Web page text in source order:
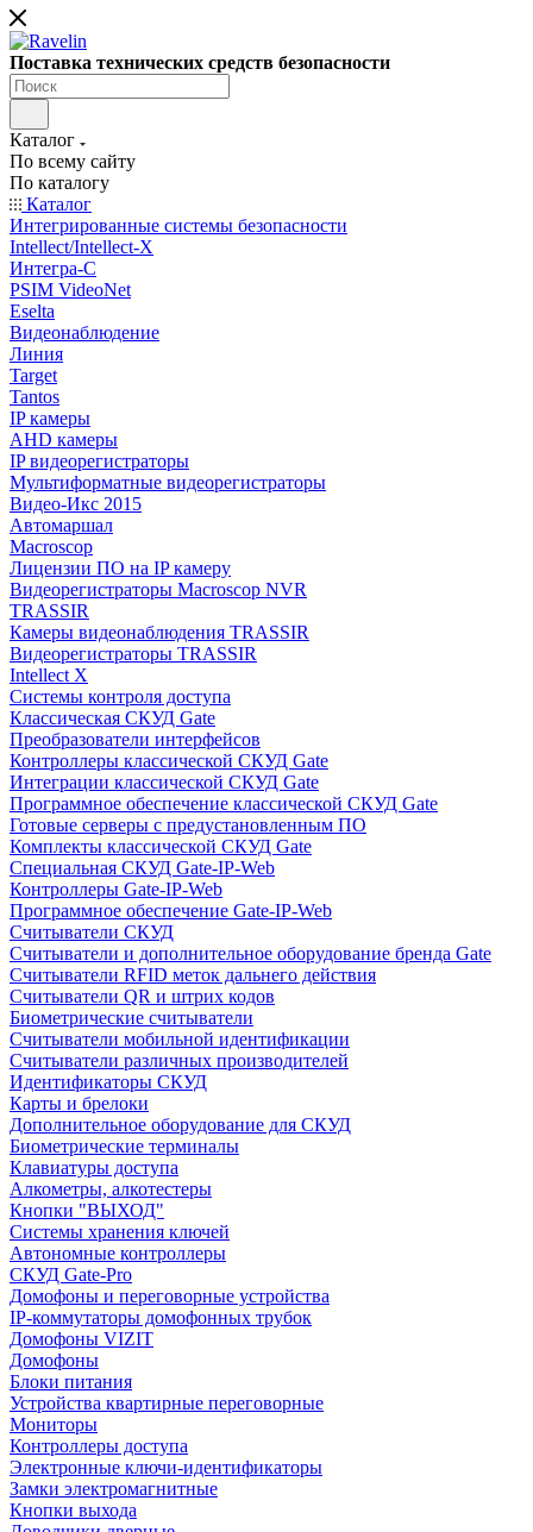
Поставка технических средств безопасности
Каталог
По всему сайту
По каталогу
Каталог
Интегрированные системы безопасности
Intellect/Intellect-X
Интегра-С
PSIM VideoNet
Eselta
Видеонаблюдение
Линия
Target
Tantos
IP камеры
AHD камеры
IP видеорегистраторы
Мультиформатные видеорегистраторы
Видео-Икс 2015
Автомаршал
Macroscop
Лицензии ПО на IP камеру
Видеорегистраторы Macroscop NVR
TRASSIR
Камеры видеонаблюдения TRASSIR
Видеорегистраторы TRASSIR
Intellect X
Системы контроля доступа
Классическая СКУД Gate
Преобразователи интерфейсов
Контроллеры классической СКУД Gate
Интеграции классической СКУД Gate
Программное обеспечение классической СКУД Gate
Готовые серверы с предустановленным ПО
Комплекты классической СКУД Gate
Специальная СКУД Gate-IP-Web
Контроллеры Gate-IP-Web
Программное обеспечение Gate-IP-Web
Считыватели СКУД
Считыватели и дополнительное оборудование бренда Gate
Считыватели RFID меток дальнего действия
Считыватели QR и штрих кодов
Биометрические считыватели
Считыватели мобильной идентификации
Считыватели различных производителей
Идентификаторы СКУД
Карты и брелоки
Дополнительное оборудование для СКУД
Биометрические терминалы
Клавиатуры доступа
Алкометры, алкотестеры
Кнопки "ВЫХОД"
Системы хранения ключей
Автономные контроллеры
СКУД Gate-Pro
Домофоны и переговорные устройства
IP-коммутаторы домофонных трубок
Домофоны VIZIT
Домофоны
Блоки питания
Устройства квартирные переговорные
Мониторы
Контроллеры доступа
Электронные ключи-идентификаторы
Замки электромагнитные
Кнопки выхода